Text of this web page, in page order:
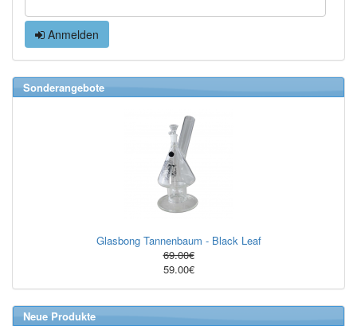
Anmelden
Sonderangebote
Glasbong Tannenbaum - Black Leaf
69.00€
59.00€
Neue Produkte